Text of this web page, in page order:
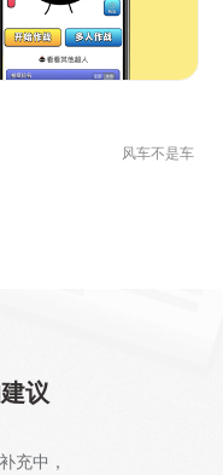
风车不是车
议
充中，